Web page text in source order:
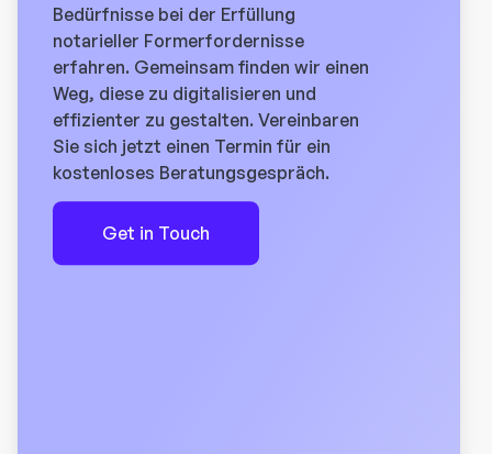
Bedürfnisse bei der Erfüllung
notarieller Formerfordernisse
erfahren. Gemeinsam finden wir einen
Weg, diese zu digitalisieren und
effizienter zu gestalten. Vereinbaren
Sie sich jetzt einen Termin für ein
kostenloses Beratungsgespräch.
Get in Touch